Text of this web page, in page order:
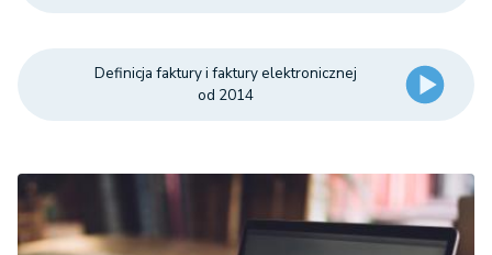
Definicja faktury i faktury elektronicznej
od 2014